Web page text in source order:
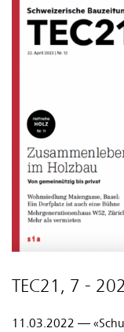
TEC21, 7 -
11.03.2022 —